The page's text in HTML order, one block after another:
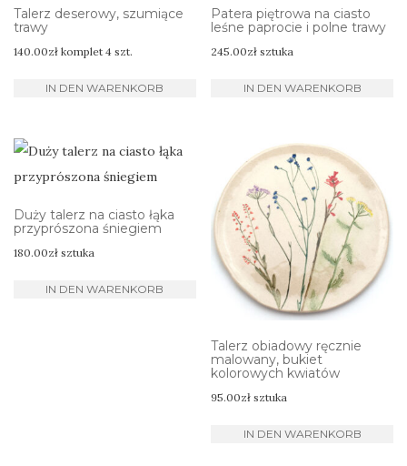
Talerz deserowy, szumiące
trawy
140.00zł komplet 4 szt.
IN DEN WARENKORB
Patera piętrowa na ciasto
leśne paprocie i polne trawy
245.00zł sztuka
IN DEN WARENKORB
Duży talerz na ciasto łąka
przyprószona śniegiem
180.00zł sztuka
IN DEN WARENKORB
Talerz obiadowy ręcznie
malowany, bukiet
kolorowych kwiatów
95.00zł sztuka
IN DEN WARENKORB